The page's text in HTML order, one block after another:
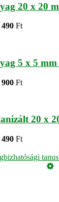
20 x 20
490 Ft
5 x 5
900 Ft
20 x
490 Ft